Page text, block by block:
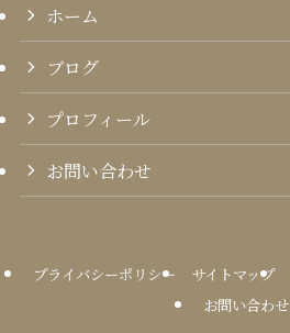
ホーム
ブログ
プロフィール
お問い合わせ
プライバシーポリシー サイトマップ
お問い合わせ